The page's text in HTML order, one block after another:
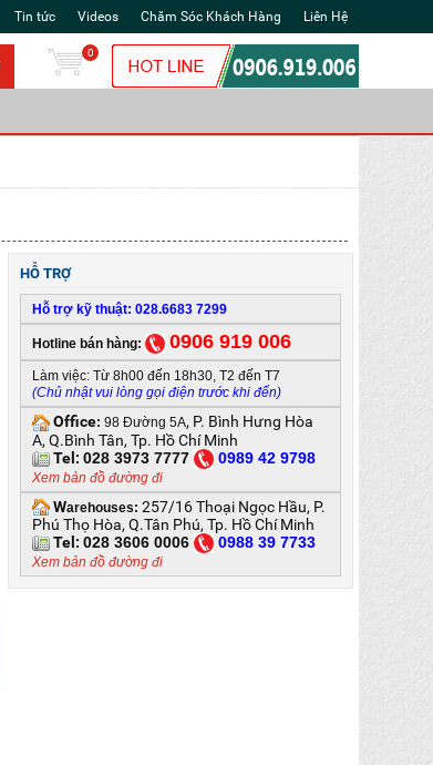
Tin tức Videos Chăm Sóc Khách Hàng Liên Hệ
0
HỖ TRỢ
Hỗ trợ kỹ thuật: 028.6683 7299
Hotline bán hàng: 0906 919 006
Làm việc: Từ 8h00 đến 18h30, T2 đến T7
(Chủ nhật vui lòng gọi điện trước khi đến)
Office: 98 Đường 5A, P. Bình Hưng Hòa
A, Q.Bình Tân, Tp. Hồ Chí Minh
Tel:028 3973 7777 0989 42 9798
Xem bản đồ đường đi
Warehouses: 257/16 Thoại Ngọc Hầu, P.
Phú Thọ Hòa, Q.Tân Phú, Tp. Hồ Chí Minh
Tel:028 3606 0006 0988 39 7733
Xem bản đồ đường đi